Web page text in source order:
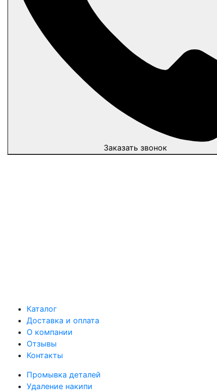
Заказать звонок
Каталог
Доставка и оплата
О компании
Отзывы
Контакты
Промывка деталей
Удаление накипи